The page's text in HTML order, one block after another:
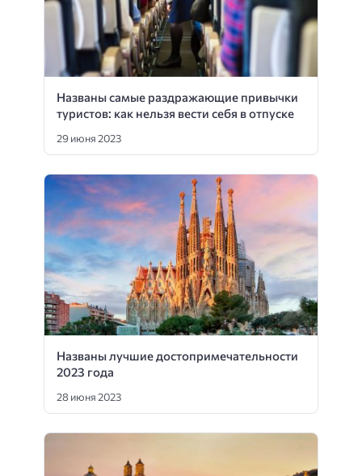
Названы самые раздражающие привычки
туристов: как нельзя вести себя в отпуске
29 июня 2023
Названы лучшие достопримечательности
2023 года
28 июня 2023